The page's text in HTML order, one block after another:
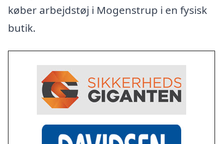
køber arbejdstøj i Mogenstrup i en fysisk
butik.